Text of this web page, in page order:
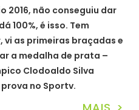
2016, não conseguiu dar
100%, é isso. Tem
vi as primeiras braçadas e
a medalha de prata –
Clodoaldo Silva
no Sportv.